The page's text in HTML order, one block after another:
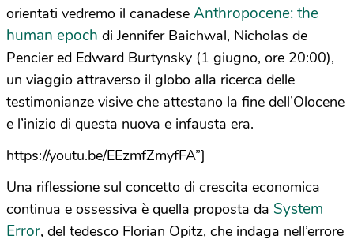
orientati vedremo il canadese Anthropocene: the
human epoch di Jennifer Baichwal, Nicholas de
Pencier ed Edward Burtynsky (1 giugno, ore 20:00),
un viaggio attraverso il globo alla ricerca delle
testimonianze visive che attestano la fine dell’Olocene
e l’inizio di questa nuova e infausta era.
https://youtu.be/EEzmfZmyfFA”]
Una riflessione sul concetto di crescita economica
continua e ossessiva è quella proposta da System
Error, del tedesco Florian Opitz, che indaga nell’errore